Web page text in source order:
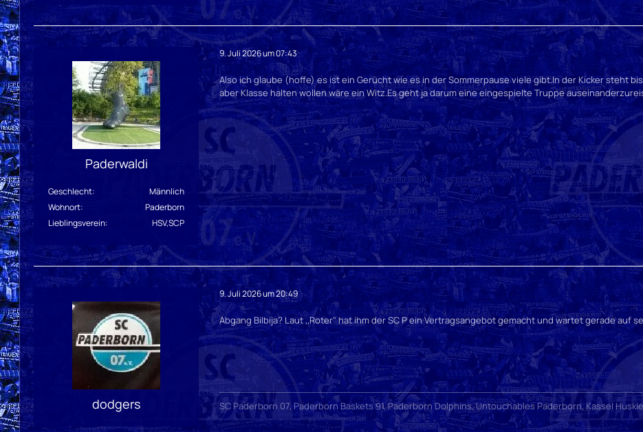
Paderwaldi
Geschlecht
Männlich
Wohnort
Paderborn
Lieblingsverein
HSV,SCP
9. Juli 2026 um 07:43
Also ich glaube (hoffe) es ist ein Gerücht wie es in der Sommerpause viele gibt.In der Kicker steht
aber Klasse halten wollen wäre ein Witz.Es geht ja darum eine eingespielte Truppe
dodgers
9. Juli 2026 um 20:49
Abgang Bilbija? Laut ,,Roter" hat ihm der SC P ein Vertragsangebot gemacht und wartet gerade auf
SC Paderborn 07, Paderborn Baskets 91, Paderborn Dolphins, Untouchables Paderborn, Kassel